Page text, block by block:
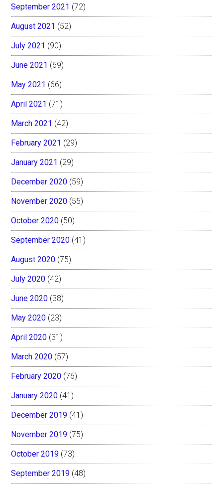
September 2021 (72)
August 2021 (52)
July 2021 (90)
June 2021 (69)
May 2021 (66)
April 2021 (71)
March 2021 (42)
February 2021 (29)
January 2021 (29)
December 2020 (59)
November 2020 (55)
October 2020 (50)
September 2020 (41)
August 2020 (75)
July 2020 (42)
June 2020 (38)
May 2020 (23)
April 2020 (31)
March 2020 (57)
February 2020 (76)
January 2020 (41)
December 2019 (41)
November 2019 (75)
October 2019 (73)
September 2019 (48)